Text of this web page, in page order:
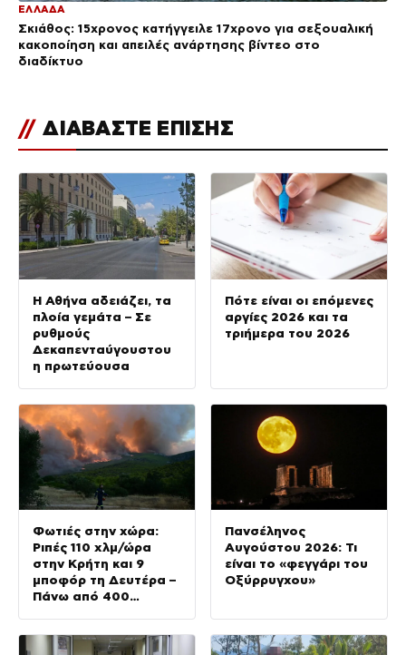
ΕΛΛΑΔΑ
Σκιάθος: 15χρονος κατήγγειλε 17χρονο για σεξουαλική
κακοποίηση και απειλές ανάρτησης βίντεο στο
διαδίκτυο
// ΔΙΑΒΑΣΤΕ ΕΠΙΣΗΣ
Η Αθήνα αδειάζει, τα
πλοία γεμάτα – Σε
ρυθμούς
Δεκαπενταύγουστου
η πρωτεύουσα
Πότε είναι οι επόμενες
αργίες 2026 και τα
τριήμερα του 2026
Φωτιές στην χώρα:
Ριπές 110 χλμ/ώρα
στην Κρήτη και 9
μποφόρ τη Δευτέρα –
Πάνω από 400
Πανσέληνος
Αυγούστου 2026: Τι
είναι το «φεγγάρι του
Οξύρρυγχου»